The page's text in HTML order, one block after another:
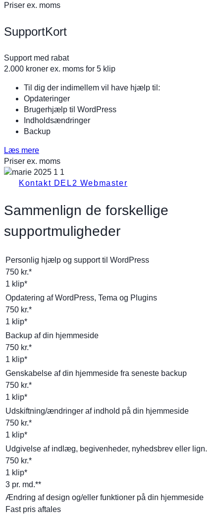
Priser ex. moms
SupportKort
Support med rabat
2.000 kroner ex. moms for 5 klip
Til dig der indimellem vil have hjælp til:
Opdateringer
Brugerhjælp til WordPress
Indholdsændringer
Backup
Læs mere
Priser ex. moms
Kontakt DEL2 Webmaster
Sammenlign de forskellige
supportmuligheder
Personlig hjælp og support til WordPress
750 kr.*
1 klip*
Opdatering af WordPress, Tema og Plugins
750 kr.*
1 klip*
Backup af din hjemmeside
750 kr.*
1 klip*
Genskabelse af din hjemmeside fra seneste backup
750 kr.*
1 klip*
Udskiftning/ændringer af indhold på din hjemmeside
750 kr.*
1 klip*
Udgivelse af indlæg, begivenheder, nyhedsbrev eller lign.
750 kr.*
1 klip*
3 pr. md.**
Ændring af design og/eller funktioner på din hjemmeside
Fast pris aftales